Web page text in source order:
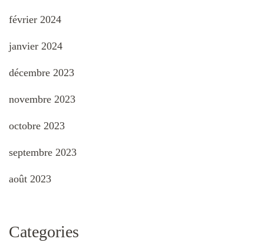
février 2024
janvier 2024
décembre 2023
novembre 2023
octobre 2023
septembre 2023
août 2023
Categories